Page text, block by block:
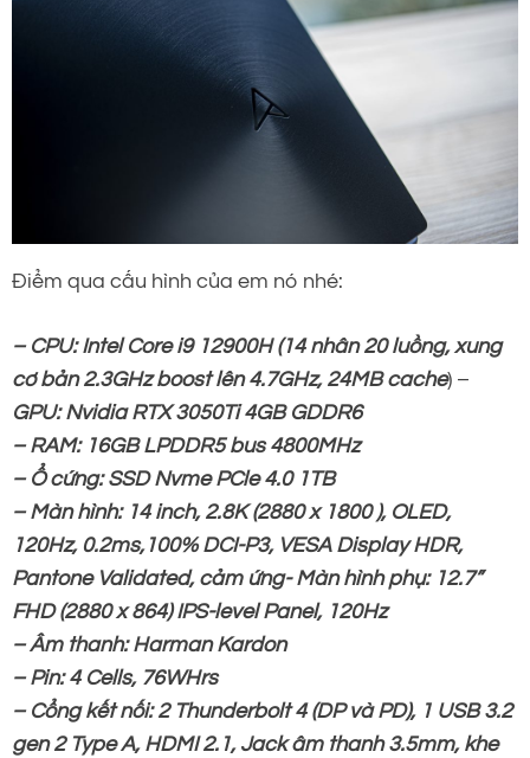
Điểm qua cấu hình của em nó nhé:
– CPU: Intel Core i9 12900H (14 nhân 20 luồng, xung
cơ bản 2.3GHz boost lên 4.7GHz, 24MB cache) –
GPU:Nvidia RTX 3050Ti 4GB GDDR6
– RAM: 16GB LPDDR5 bus 4800MHz
– Ổ cứng: SSD Nvme PCle 4.0 1TB
– Màn hình: 14 inch, 2.8K (2880 x 1800 ), OLED,
120Hz, 0.2ms,100% DCI-P3, VESA Display HDR,
Pantone Validated, cảm ứng- Màn hình phụ: 12.7”
FHD (2880 x 864) IPS-level Panel, 120Hz
– Âm thanh: Harman Kardon
– Pin: 4 Cells, 76WHrs
– Cổng kết nối: 2 Thunderbolt 4 (DP và PD), 1 USB 3.2
gen 2 Type A, HDMI 2.1, Jack âm thanh 3.5mm, khe